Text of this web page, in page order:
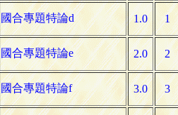
國合專題特論d 1.0 1
國合專題特論e 2.0 2
國合專題特論f 3.0 3